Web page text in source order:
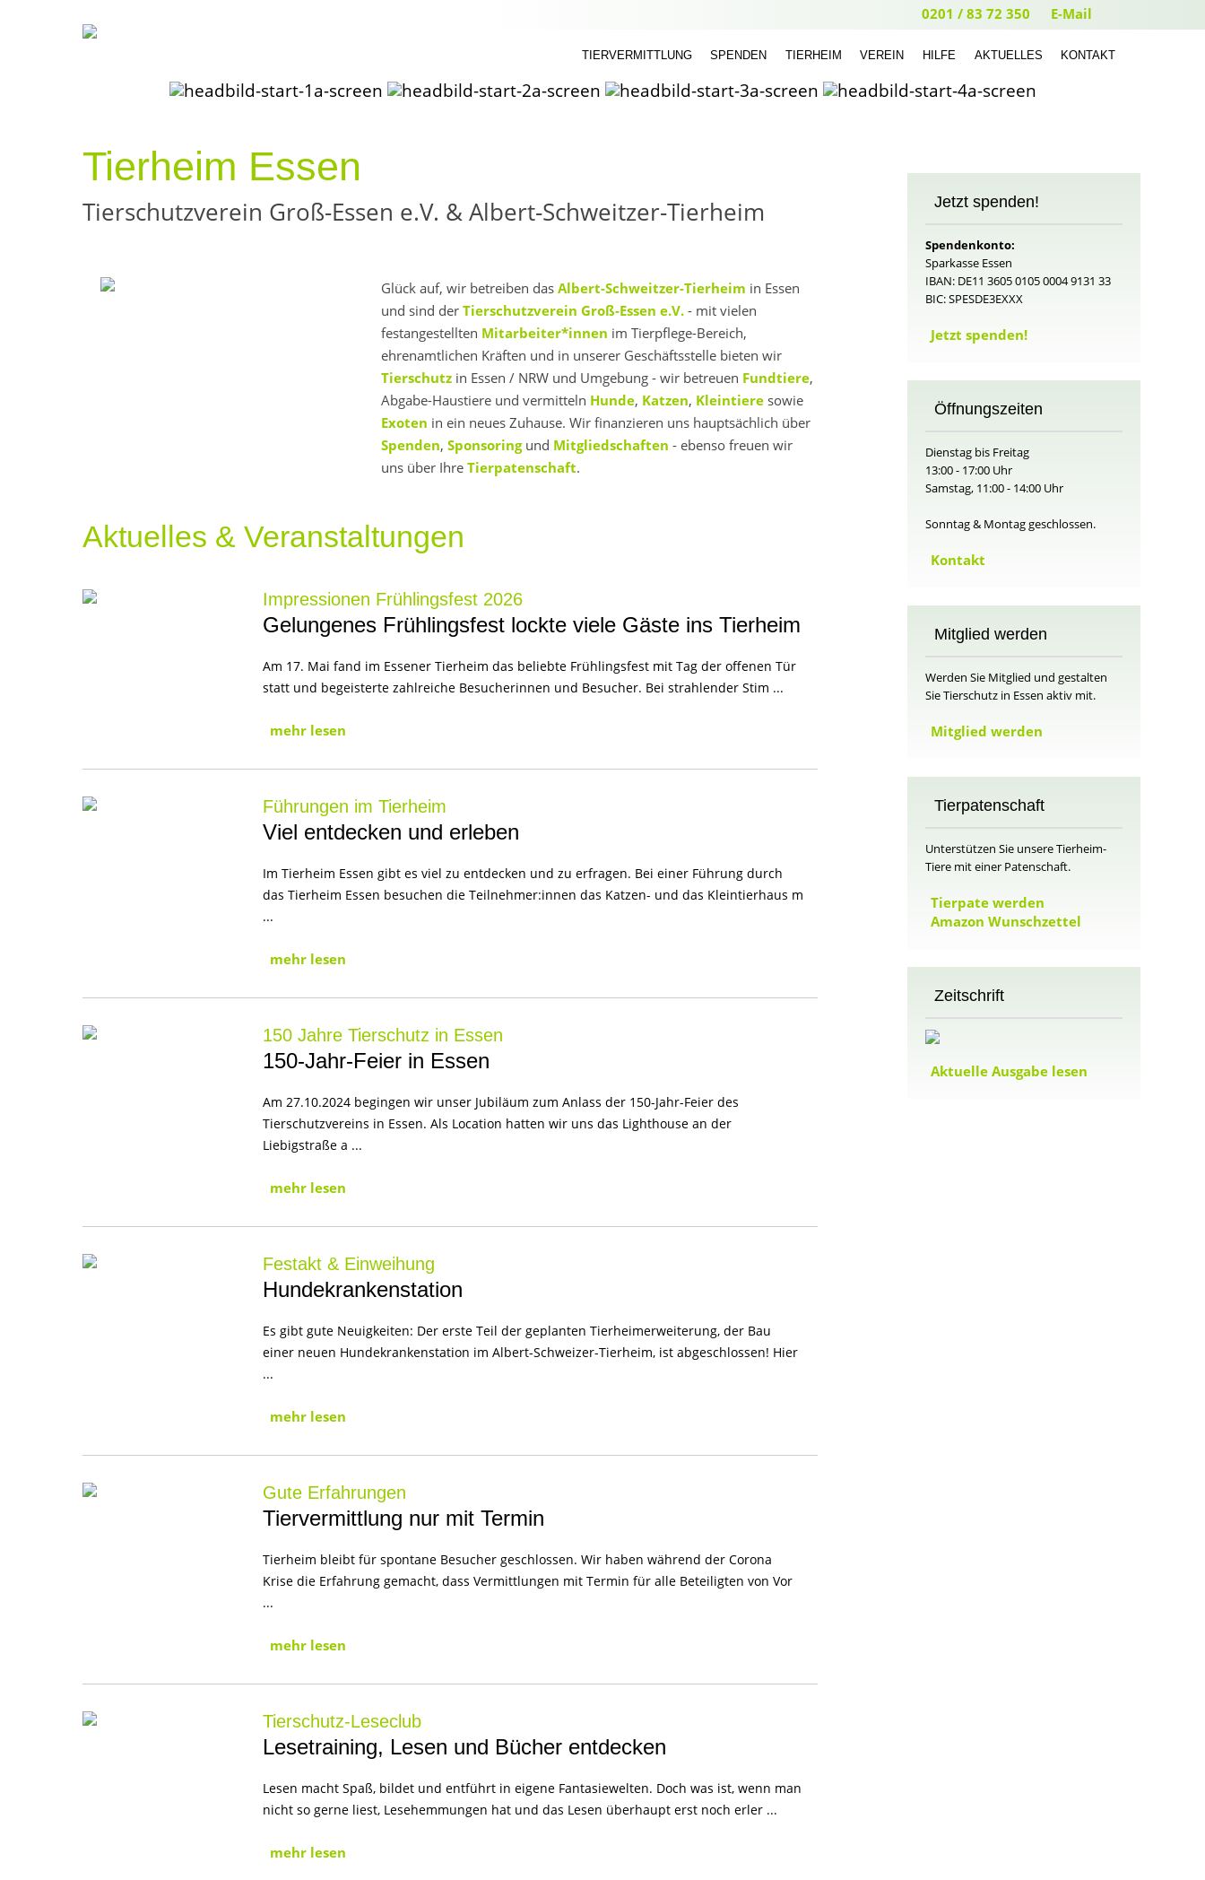
0201 / 83 72 350 E-Mail
TIERVERMITTLUNG SPENDEN TIERHEIM VEREIN HILFE AKTUELLES KONTAKT
Tierheim Essen
Tierschutzverein Groß-Essen e.V. & Albert-Schweitzer-Tierheim
Glück auf, wir betreiben dasAlbert-Schweitzer-Tierheim in Essen
und sind derTierschutzverein Groß-Essen e.V. - mit vielen
festangestellten Mitarbeiter*innen im Tierpflege-Bereich,
ehrenamtlichen Kräften und in unserer Geschäftsstelle bieten wir
Tierschutz in Essen / NRW und Umgebung - wir betreuen Fundtiere,
Abgabe-Haustiere und vermitteln Hunde, Katzen, Kleintiere sowie
Exoten in ein neues Zuhause. Wir finanzieren uns hauptsächlich über
Spenden,Sponsoringund Mitgliedschaften - ebenso freuen wir
uns über IhreTierpatenschaft.
Aktuelles & Veranstaltungen
Impressionen Frühlingsfest 2026
Gelungenes Frühlingsfest lockte viele Gäste ins Tierheim
Am 17. Mai fand im Essener Tierheim das beliebte Frühlingsfest mit Tag der offenen Tür
statt und begeisterte zahlreiche Besucherinnen und Besucher. Bei strahlender Stim ...
mehr lesen
Führungen im Tierheim
Viel entdecken und erleben
Im Tierheim Essen gibt es viel zu entdecken und zu erfragen. Bei einer Führung durch
das Tierheim Essen besuchen die Teilnehmer:innen das Katzen- und das Kleintierhaus m
...
mehr lesen
150 Jahre Tierschutz in Essen
150-Jahr-Feier in Essen
Am 27.10.2024 begingen wir unser Jubiläum zum Anlass der 150-Jahr-Feier des
Tierschutzvereins in Essen. Als Location hatten wir uns das Lighthouse an der
Liebigstraße a ...
mehr lesen
Festakt & Einweihung
Hundekrankenstation
Es gibt gute Neuigkeiten: Der erste Teil der geplanten Tierheimerweiterung, der Bau
einer neuen Hundekrankenstation im Albert-Schweizer-Tierheim, ist abgeschlossen! Hier
...
mehr lesen
Gute Erfahrungen
Tiervermittlung nur mit Termin
Tierheim bleibt für spontane Besucher geschlossen. Wir haben während der Corona
Krise die Erfahrung gemacht, dass Vermittlungen mit Termin für alle Beteiligten von Vor
...
mehr lesen
Tierschutz-Leseclub
Lesetraining, Lesen und Bücher entdecken
Lesen macht Spaß, bildet und entführt in eigene Fantasiewelten. Doch was ist, wenn man
nicht so gerne liest, Lesehemmungen hat und das Lesen überhaupt erst noch erler ...
mehr lesen
Jetzt spenden!
Spendenkonto:
Sparkasse Essen
IBAN: DE11 3605 0105 0004 9131 33
BIC: SPESDE3EXXX
Jetzt spenden!
Öffnungszeiten
Dienstag bis Freitag
13:00 - 17:00 Uhr
Samstag, 11:00 - 14:00 Uhr
Sonntag & Montag geschlossen.
Kontakt
Mitglied werden
Werden Sie Mitglied und gestalten
Sie Tierschutz in Essen aktiv mit.
Mitglied werden
Tierpatenschaft
Unterstützen Sie unsere Tierheim-
Tiere mit einer Patenschaft.
Tierpate werden
Amazon Wunschzettel
Zeitschrift
Aktuelle Ausgabe lesen